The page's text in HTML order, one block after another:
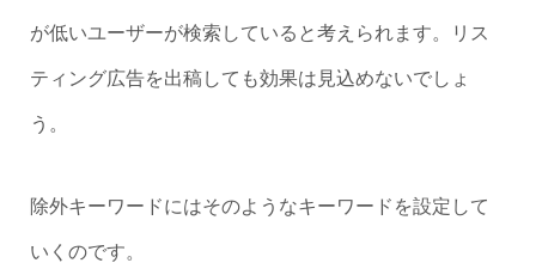
が低いユーザーが検索していると考えられます。リス
ティング広告を出稿しても効果は見込めないでしょ
う。
除外キーワードにはそのようなキーワードを設定して
いくのです。